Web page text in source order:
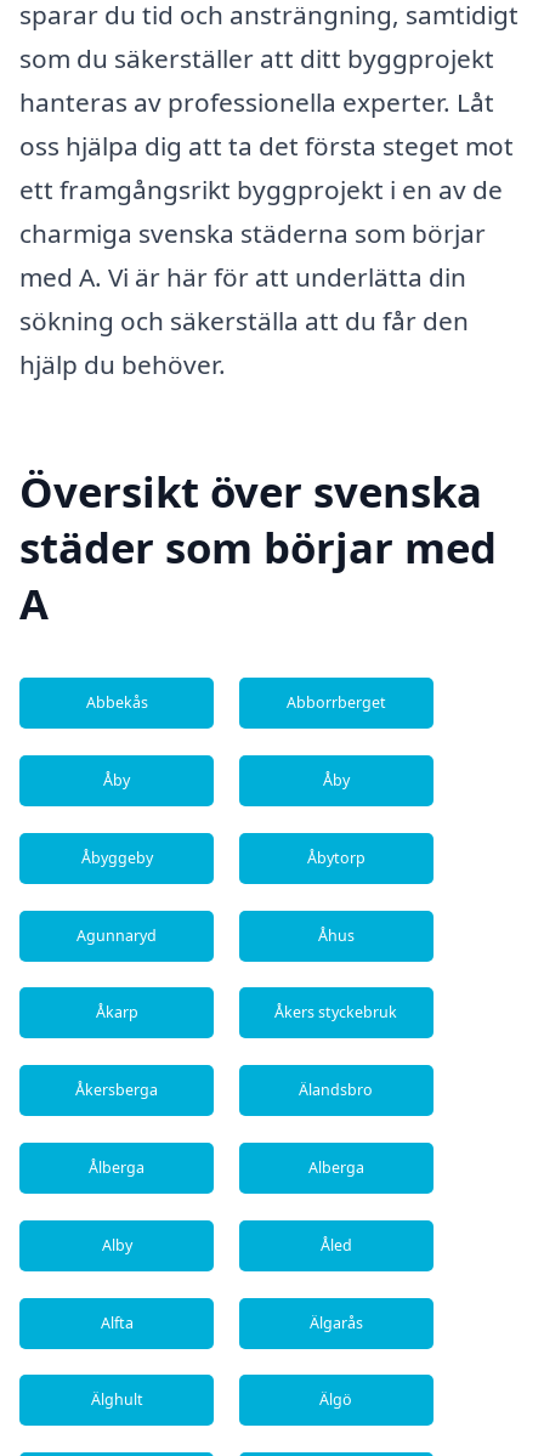
sparar du tid och ansträngning, samtidigt
som du säkerställer att ditt byggprojekt
hanteras av professionella experter. Låt
oss hjälpa dig att ta det första steget mot
ett framgångsrikt byggprojekt i en av de
charmiga svenska städerna som börjar
med A. Vi är här för att underlätta din
sökning och säkerställa att du får den
hjälp du behöver.
Översikt över svenska
städer som börjar med
A
Abbekås Abborrberget
Åby Åby
Åbyggeby Åbytorp
Agunnaryd Åhus
Åkarp Åkers styckebruk
Åkersberga Älandsbro
Ålberga Alberga
Alby Åled
Alfta Älgarås
Älghult Älgö